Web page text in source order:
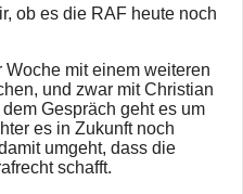
ob es die RAF heute noch
mit einem weiteren
und zwar mit Christian
Gespräch geht es um
es in Zukunft noch
umgeht, dass die
schafft.